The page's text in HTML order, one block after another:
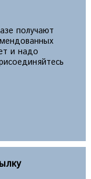
получают
и надо